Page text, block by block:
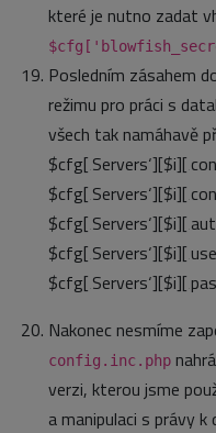
které je nutno zadat
Posledním zásahem
režimu pro práci s
všech tak namáhavě
Nakonec nesmíme
config.inc.php
verzi, kterou jsme
a manipulaci s právy k